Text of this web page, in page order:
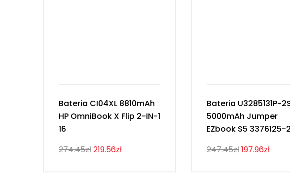
Bateria CI04XL 8810mAh
HP OmniBook X Flip 2-IN-1
16
274.45zł219.56zł
Bateria U3285131P-
5000mAh Jumper
EZbook S5 3376125-
247.45zł197.96zł